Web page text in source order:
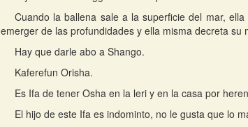
Cuando la ballena sale a la superficie del mar,
emerger de las profundidades y ella misma decreta su
Hay que darle abo a Shango.
Kaferefun Orisha.
Es Ifa de tener Osha en la leri y en la casa por
El hijo de este Ifa es indominto, no le gusta que lo